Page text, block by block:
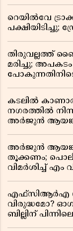
റെയിൽവേ
തിരുവല്ലത്ത്
മരിച്ചു;
കടലിൽ
നഗരത്തിൽ
അർജുൻ
അർജുൻ
തൂക്കണം;
വിമർശിച്ച് എം
എഫ്സിആർഎ
വിരുദ്ധമോ?
ബില്ലിന്